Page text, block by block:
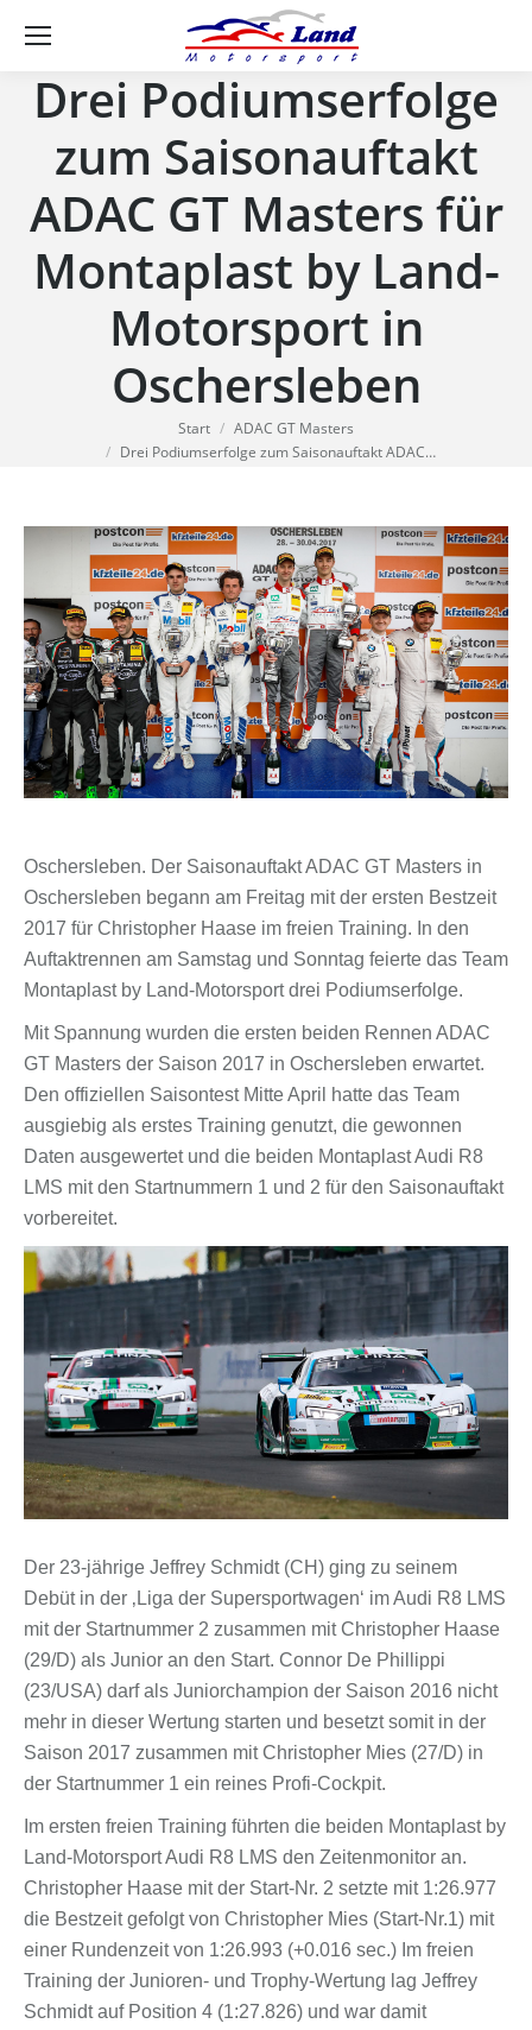
Drei Podiumserfolge
zum Saisonauftakt
ADAC GT Masters für
Montaplast by Land-
Motorsport in
Oschersleben
Sie befinden sich hier:
Start
ADAC GT Masters
Drei Podiumserfolge zum Saisonauftakt ADAC…
Oschersleben. Der Saisonauftakt ADAC GT Masters in
Oschersleben begann am Freitag mit der ersten Bestzeit
2017 für Christopher Haase im freien Training. In den
Auftaktrennen am Samstag und Sonntag feierte das Team
Montaplast by Land-Motorsport drei Podiumserfolge.
Mit Spannung wurden die ersten beiden Rennen ADAC
GT Masters der Saison 2017 in Oschersleben erwartet.
Den offiziellen Saisontest Mitte April hatte das Team
ausgiebig als erstes Training genutzt, die gewonnen
Daten ausgewertet und die beiden Montaplast Audi R8
LMS mit den Startnummern 1 und 2 für den Saisonauftakt
vorbereitet.
Der 23-jährige Jeffrey Schmidt (CH) ging zu seinem
Debüt in der ‚Liga der Supersportwagen‘ im Audi R8 LMS
mit der Startnummer 2 zusammen mit Christopher Haase
(29/D) als Junior an den Start. Connor De Phillippi
(23/USA) darf als Juniorchampion der Saison 2016 nicht
mehr in dieser Wertung starten und besetzt somit in der
Saison 2017 zusammen mit Christopher Mies (27/D) in
der Startnummer 1 ein reines Profi-Cockpit.
Im ersten freien Training führten die beiden Montaplast by
Land-Motorsport Audi R8 LMS den Zeitenmonitor an.
Christopher Haase mit der Start-Nr. 2 setzte mit 1:26.977
die Bestzeit gefolgt von Christopher Mies (Start-Nr.1) mit
einer Rundenzeit von 1:26.993 (+0.016 sec.) Im freien
Training der Junioren- und Trophy-Wertung lag Jeffrey
Schmidt auf Position 4 (1:27.826) und war damit